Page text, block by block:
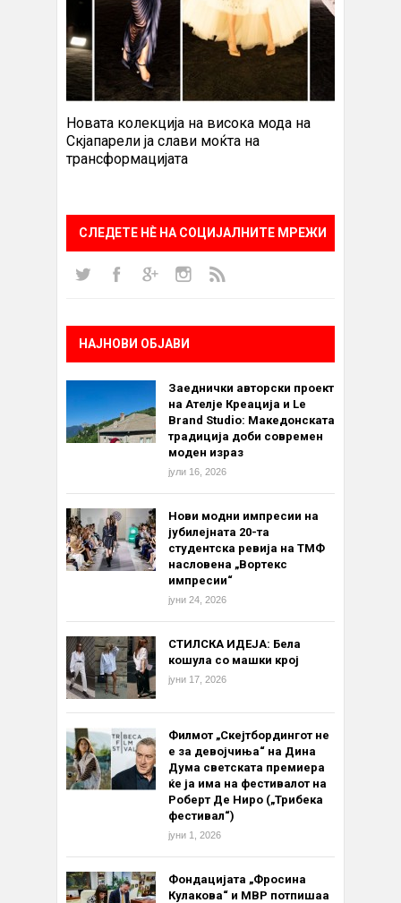
Новата колекција на висока мода на
Скјапарели ја слави моќта на
трансформацијата
СЛЕДЕТЕ НÈ НА СОЦИЈАЛНИТЕ МРЕЖИ
НАЈНОВИ ОБЈАВИ
Заеднички авторски проект
на Ателје Креација и Le
Brand Studio: Македонската
традиција доби современ
моден израз
јули 16, 2026
Нови модни импресии на
јубилејната 20-та
студентска ревија на ТМФ
насловена „Вортекс
импресии“
јуни 24, 2026
СТИЛСКА ИДЕЈА: Бела
кошула со машки крој
јуни 17, 2026
Филмот „Скејтбордингот не
е за девојчиња“ на Дина
Дума светската премиера
ќе ја има на фестивалот на
Роберт Де Ниро („Трибека
фестивал“)
јуни 1, 2026
Фондацијата „Фросина
Кулакова“ и МВР потпишаа